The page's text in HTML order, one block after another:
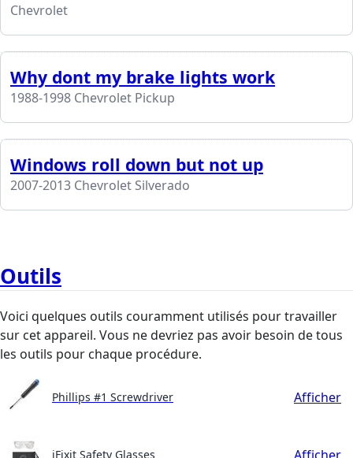
Chevrolet
Why dont my brake lights work
1988-1998 Chevrolet Pickup
Windows roll down but not up
2007-2013 Chevrolet Silverado
Outils
Voici quelques outils couramment utilisés pour travailler
sur cet appareil. Vous ne devriez pas avoir besoin de tous
les outils pour chaque procédure.
Phillips #1 Screwdriver Afficher
iFixit Safety Glasses Afficher